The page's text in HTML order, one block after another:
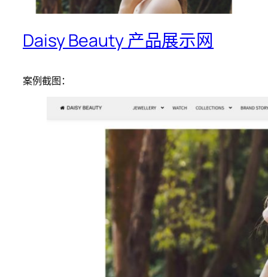
Daisy Beauty 产品展示网
案例截图：